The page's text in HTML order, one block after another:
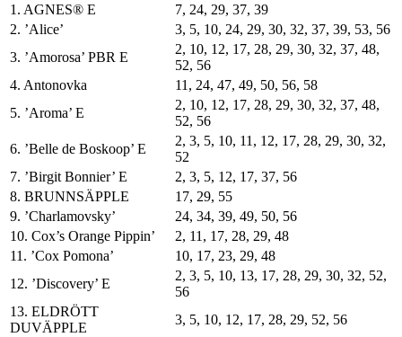
1. AGNES® E
7, 24, 29, 37, 39
2. ’Alice’
3, 5, 10, 24, 29, 30, 32, 37, 39, 53, 56
3. ’Amorosa’ PBR E
2, 10, 12, 17, 28, 29, 30, 32, 37, 48,
52, 56
4. Antonovka
11, 24, 47, 49, 50, 56, 58
5. ’Aroma’ E
2, 10, 12, 17, 28, 29, 30, 32, 37, 48,
52, 56
6. ’Belle de Boskoop’ E
2, 3, 5, 10, 11, 12, 17, 28, 29, 30, 32,
52
7. ’Birgit Bonnier’ E
2, 3, 5, 12, 17, 37, 56
8. BRUNNSÄPPLE
17, 29, 55
9. ’Charlamovsky’
24, 34, 39, 49, 50, 56
10. Cox’s Orange Pippin’
2, 11, 17, 28, 29, 48
11. ’Cox Pomona’
10, 17, 23, 29, 48
12. ’Discovery’ E
2, 3, 5, 10, 13, 17, 28, 29, 30, 32, 52,
56
13. ELDRÖTT
DUVÄPPLE
3, 5, 10, 12, 17, 28, 29, 52, 56